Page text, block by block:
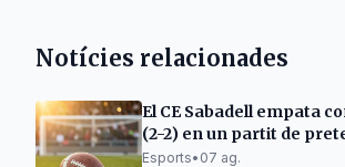
Notícies relacionades
El CE Sabadell empata
(2-2) en un partit de
Esports• 07 ag.